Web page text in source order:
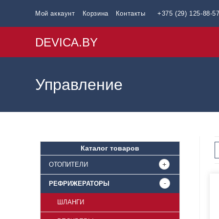
Мой аккаунт Корзина Контакты +375 (29) 125-88-
DEVICA.BY
Управление
Каталог товаров
ОТОПИТЕЛИ
РЕФРИЖЕРАТОРЫ
ШЛАНГИ